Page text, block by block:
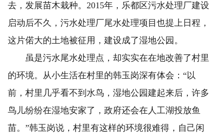
去，发展苗木栽种。2015年，乐都区污水处理厂建设
启动后不久，污水处理厂尾水处理项目也提上日程，
这片偌大的土地被征用，建设成了湿地公园。
虽是污水尾水处理点，却实实在在地改善了村里
的环境。从小生活在村里的韩玉岗深有体会：“以
前，村里几乎看不到水鸟，湿地公园建起来后，许多
鸟儿纷纷在湿地安家了，政府还会在人工湖投放鱼
苗。”韩玉岗说，村里有这样的环境很难得，自己闲